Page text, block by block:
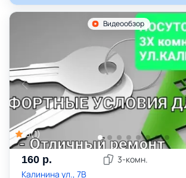
Видеообзор
5(1)
160 р. 3-комн.
Калинина ул., 7В